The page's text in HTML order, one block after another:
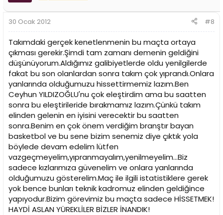
30 Ocak 2012 #8
Takımdaki gerçek kenetlenmenin bu maçta ortaya
çıkması gerekir.Şimdi tam zamanı demenin geldiğini
düşünüyorum.Aldığımız galibiyetlerde oldu yenilgilerde
fakat bu son olanlardan sonra takım çok yıprandı.Onlara
yanlarında olduğumuzu hissettirmemiz lazım.Ben
Ceyhun YILDIZOĞLU'nu çok eleştirdim ama bu saatten
sonra bu eleştirileride bırakmamız lazım.Çünkü takım
elinden gelenin en iyisini verecektir bu saatten
sonra.Benim en çok önem verdiğim branştır bayan
basketbol ve bu sene bizim senemiz diye çıktık yola
böylede devam edelim lütfen
vazgeçmeyelim,yıpranmayalım,yenilmeyelim...Biz
sadece kızlarımıza güvenelim ve onlara yanlarında
olduğumuzu gösterelim.Maç ile ilgili istatistiklere gerek
yok bence bunları teknik kadromuz elinden geldiğince
yapıyodur.Bizim görevimiz bu maçta sadece HİSSETMEK!
HAYDİ ASLAN YÜREKLİLER BİZLER İNANDIK!